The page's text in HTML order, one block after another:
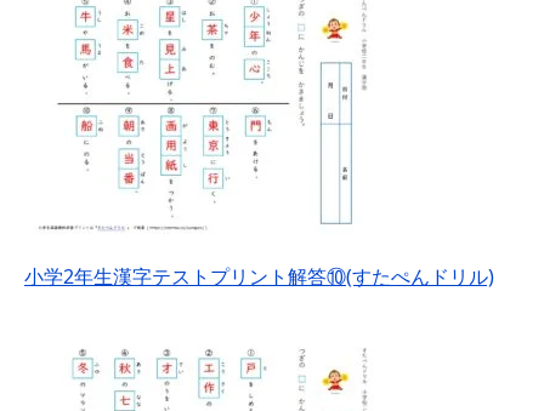
小学2年生漢字テストプリント解答⑩(すたぺんドリル)